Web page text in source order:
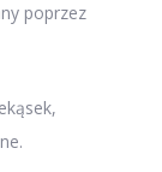
poprzez